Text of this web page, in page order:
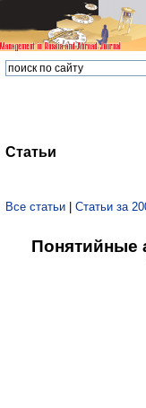
Статьи
Все статьи | Статьи за
Понятийные